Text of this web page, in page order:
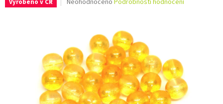
Vyrobeno v ČR
z
5
hvězdiček.